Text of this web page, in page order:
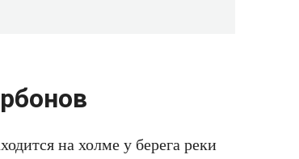
на холме у берега реки